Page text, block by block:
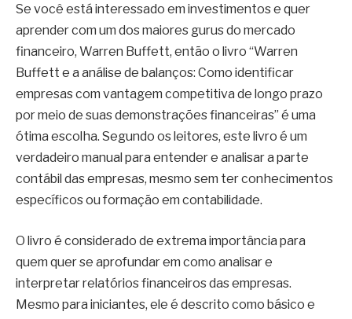
Se você está interessado em investimentos e quer
aprender com um dos maiores gurus do mercado
financeiro, Warren Buffett, então o livro “Warren
Buffett e a análise de balanços: Como identificar
empresas com vantagem competitiva de longo prazo
por meio de suas demonstrações financeiras” é uma
ótima escolha. Segundo os leitores, este livro é um
verdadeiro manual para entender e analisar a parte
contábil das empresas, mesmo sem ter conhecimentos
específicos ou formação em contabilidade.
O livro é considerado de extrema importância para
quem quer se aprofundar em como analisar e
interpretar relatórios financeiros das empresas.
Mesmo para iniciantes, ele é descrito como básico e